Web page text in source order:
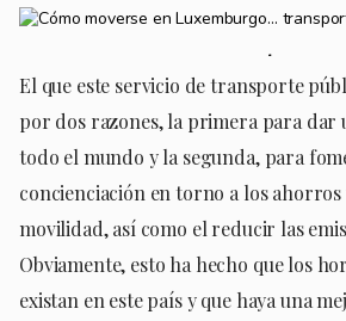
El que este servicio de transporte
por dos razones, la primera para dar
todo el mundo y la segunda, para
concienciación en torno a los ahorros
movilidad, así como el reducir las
Obviamente, esto ha hecho que los
existan en este país y que haya una